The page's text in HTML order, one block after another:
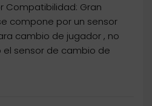
Compatibilidad: Gran
compone por un sensor
cambio de jugador , no
el sensor de cambio de